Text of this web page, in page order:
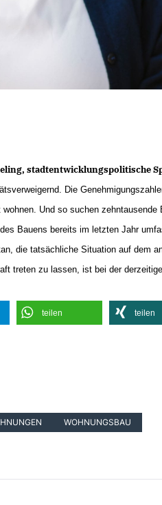
stadtentwicklungspolitische
Die
Und so suchen
Bauens bereits im letzten Jahr
die tatsächliche Situation auf dem
treten zu lassen, ist bei der
teilen teilen
WOHNUNGSBAU